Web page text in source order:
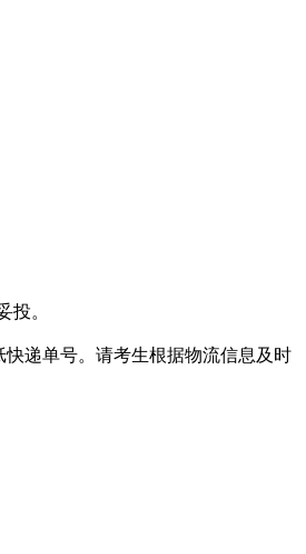
投。
递单号。请考生根据物流信息及时